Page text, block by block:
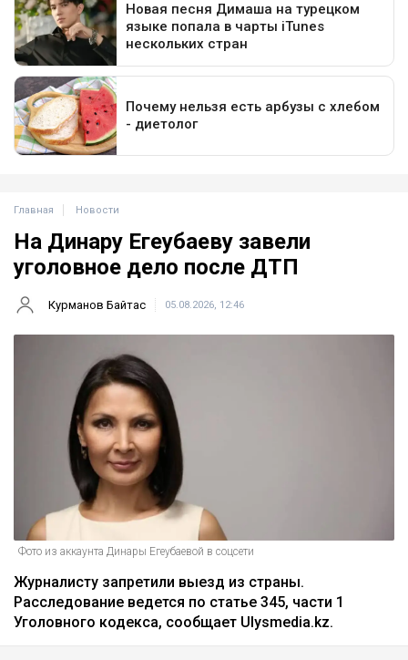
Главная Новости
На Динару Егеубаеву завели
уголовное дело после ДТП
Курманов Байтас 05.08.2026, 12:46
Фото из аккаунта Динары Егеубаевой в соцсети
Журналисту запретили выезд из страны.
Расследование ведется по статье 345, части 1
Уголовного кодекса, сообщает Ulysmedia.kz.